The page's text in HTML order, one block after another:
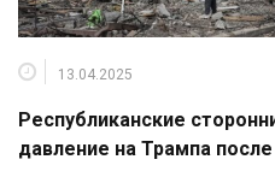
13.04.2025
Республиканские
давление на Трампа